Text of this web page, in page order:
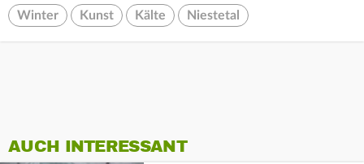
Winter Kunst Kälte Niestetal
AUCH INTERESSANT